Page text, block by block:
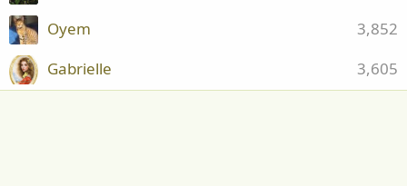
Après Marie il sut protéger les délices
D’Hélène, et de Cassandre, en restant
3,852
Oyem
3,605
Gabrielle